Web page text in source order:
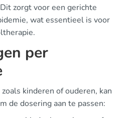
zorgt voor een gerichte
wat essentieel is voor
per
kinderen of ouderen, kan
de dosering aan te passen: